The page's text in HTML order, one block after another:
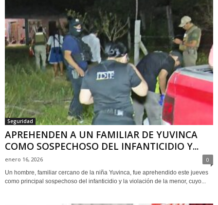
Seguridad
APREHENDEN A UN FAMILIAR DE YUVINCA
COMO SOSPECHOSO DEL INFANTICIDIO Y...
enero 16, 2026 0
Un hombre, familiar cercano de la niña Yuvinca, fue aprehendido este jueves
como principal sospechoso del infanticidio y la violación de la menor, cuyo...